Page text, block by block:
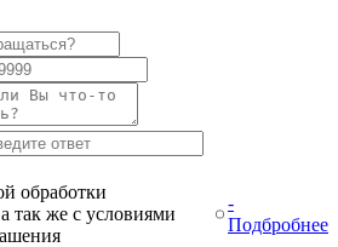
обработки
так же с условиями
-
Подбробнее